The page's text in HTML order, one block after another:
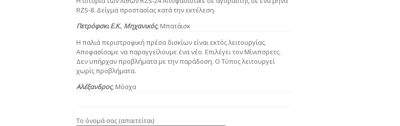
RZS-8. Δείγμα προστασίας κατά την εκτέλεση.
Πετρόφσκι Ε.Κ., Μηχανικός, Μπατάισκ
Η παλιά περιστροφική πρέσα δισκίων είναι εκτός λειτουργίας.
Αποφασίσαμε να παραγγείλουμε ένα νέο. Επιλέγει τον Μίνιπσρετς.
Δεν υπήρχαν προβλήματα με την παράδοση. Ο Τύπος λειτουργεί
χωρίς προβλήματα.
Αλέξανδρος, Μόσχα
Το όνομά σας (απαιτείται)